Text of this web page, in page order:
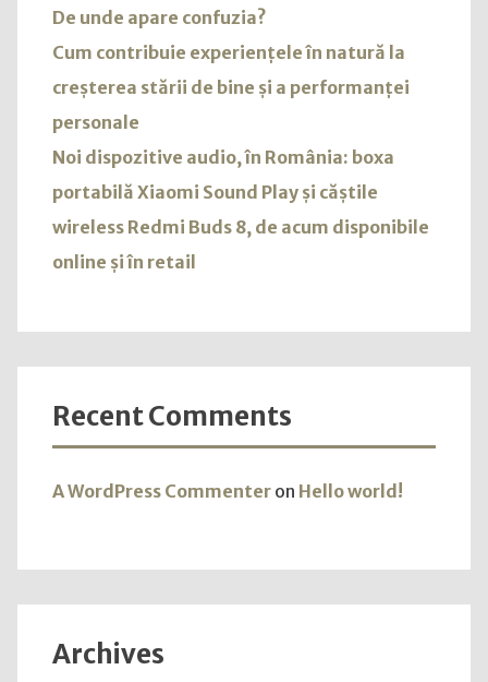
De unde apare confuzia?
Cum contribuie experiențele în natură la
creșterea stării de bine și a performanței
personale
Noi dispozitive audio, în România: boxa
portabilă Xiaomi Sound Play și căștile
wireless Redmi Buds 8, de acum disponibile
online și în retail
Recent Comments
A WordPress Commenter on Hello world!
Archives